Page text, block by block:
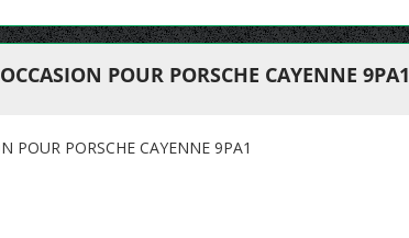
POUR PORSCHE CAYENNE 9PA1
POUR PORSCHE CAYENNE 9PA1